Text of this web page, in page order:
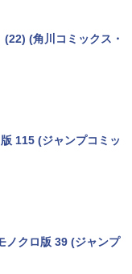
マウス付】中古ノ
Office2019搭
き Celeron 第8世代
ラ DVD 無線LAN
付き｜中古ノー
キー付き｜ノートパ
DM 【Core i5 1050
SSD256GB(M.2
】【中古/送料無
き】ミニpc 【Intel
超軽量 4コア/4ス
省電力 静音設計
ィスプレイ | PHILI
| 23.6インチワイ
| LEDバックライ
ーブル・電源ケー
】 lenovo モニター
レノボ ディスプレ
示品特価】
ブラック
5 ミッドナイトブ
ド版】AOKIMI ワイヤ
イヤホン V12 小型
Flo Milli, ATL Jacob
ver.)
ルレス 500ml ×24本
ウム含有 水 ミネラル
ルレス 500ml ×24本
ルレス 2L×9本
(角川コミックス・
115 (ジャンプコミッ
ノクロ版 39 (ジャンプ